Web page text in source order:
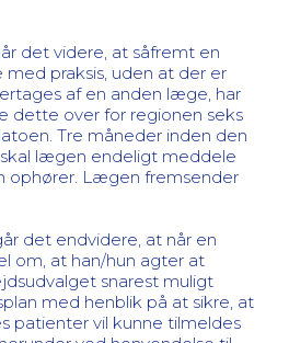
det videre, at såfremt en
praksis, uden at der er
af en anden læge, har
dette over for regionen seks
Tre måneder inden den
lægen endeligt meddele
ophører. Lægen fremsender
det endvidere, at når en
om, at han/hun agter at
snarest muligt
med henblik på at sikre, at
patienter vil kunne tilmeldes